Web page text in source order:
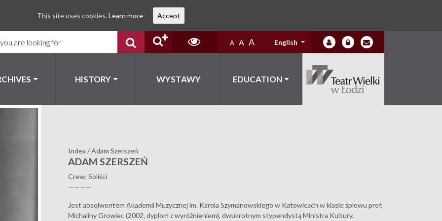
A A A English
HISTORY WYSTAWY EDUCATION
Index/Adam Szerszeń
ADAM SZERSZEŃ
Crew: Soliści
————
Jest absolwentem Akademii Muzycznej im. Karola Szymanowskiego w Katowicach w klasie śpiewu prof.
Michaliny Growiec (2002, dyplom z wyróżnieniem), dwukrotnym stypendystą Ministra Kultury.
This site uses cookies. Learn more Accept